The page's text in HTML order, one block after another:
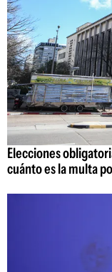
Elecciones
cuánto es la multa